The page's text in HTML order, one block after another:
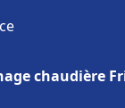
chaudière